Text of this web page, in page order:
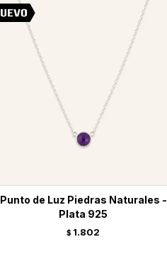
Punto de Luz Piedras Naturales -
Plata 925
$ 1.802